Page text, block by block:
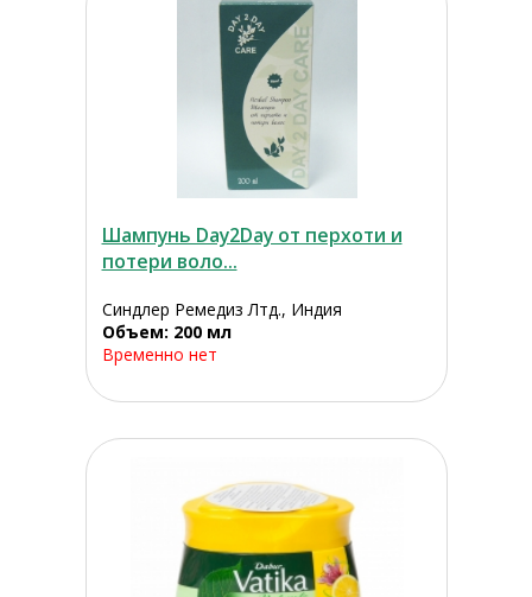
Шампунь Day2Day от перхоти и
потери воло...
Синдлер Ремедиз Лтд., Индия
Объем: 200 мл
Временно нет